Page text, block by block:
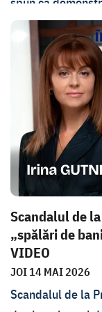
fapt, la
Cine este Irina
abia după ce a
invitații
vorba despre
statului, Lilian
Andrei Curăraru.
MAN, a refuzat
Scandalul de
„spălări de
VIDEO
JOI 14 MAI 2026
Scandalul de la